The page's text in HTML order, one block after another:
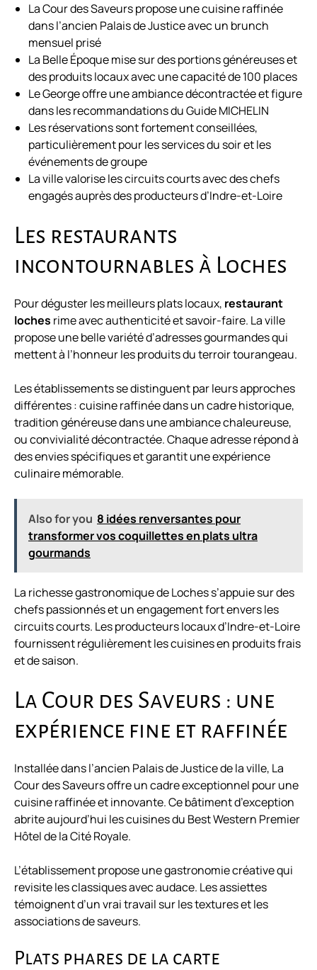
La Cour des Saveurs propose une cuisine raffinée
dans l’ancien Palais de Justice avec un brunch
mensuel prisé
La Belle Époque mise sur des portions généreuses et
des produits locaux avec une capacité de 100 places
Le George offre une ambiance décontractée et figure
dans les recommandations du Guide MICHELIN
Les réservations sont fortement conseillées,
particulièrement pour les services du soir et les
événements de groupe
La ville valorise les circuits courts avec des chefs
engagés auprès des producteurs d’Indre-et-Loire
Les restaurants
incontournables à Loches
Pour déguster les meilleurs plats locaux, restaurant
loches rime avec authenticité et savoir-faire. La ville
propose une belle variété d’adresses gourmandes qui
mettent à l’honneur les produits du terroir tourangeau.
Les établissements se distinguent par leurs approches
différentes : cuisine raffinée dans un cadre historique,
tradition généreuse dans une ambiance chaleureuse,
ou convivialité décontractée. Chaque adresse répond à
des envies spécifiques et garantit une expérience
culinaire mémorable.
Also for you 8 idées renversantes pour
transformer vos coquillettes en plats ultra
gourmands
La richesse gastronomique de Loches s’appuie sur des
chefs passionnés et un engagement fort envers les
circuits courts. Les producteurs locaux d’Indre-et-Loire
fournissent régulièrement les cuisines en produits frais
et de saison.
La Cour des Saveurs : une
expérience fine et raffinée
Installée dans l’ancien Palais de Justice de la ville, La
Cour des Saveurs offre un cadre exceptionnel pour une
cuisine raffinée et innovante. Ce bâtiment d’exception
abrite aujourd’hui les cuisines du Best Western Premier
Hôtel de la Cité Royale.
L’établissement propose une gastronomie créative qui
revisite les classiques avec audace. Les assiettes
témoignent d’un vrai travail sur les textures et les
associations de saveurs.
Plats phares de la carte